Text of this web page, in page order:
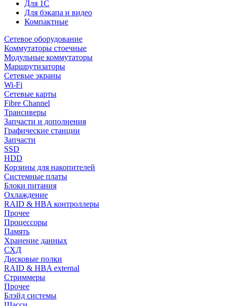
Для 1С
Для бэкапа и видео
Компактные
Сетевое оборудование
Коммутаторы стоечные
Модульные коммутаторы
Маршрутизаторы
Сетевые экраны
Wi-Fi
Сетевые карты
Fibre Channel
Трансиверы
Запчасти и дополнения
Графические станции
Запчасти
SSD
HDD
Корзины для накопителей
Системные платы
Блоки питания
Охлаждение
RAID & HBA контроллеры
Прочее
Процессоры
Память
Хранение данных
СХД
Дисковые полки
RAID & HBA external
Стриммеры
Прочее
Блэйд системы